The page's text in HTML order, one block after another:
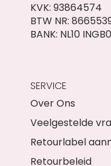
KVK: 93864574
BTW NR:
BANK: NL10
SERVICE
Over Ons
Veelgestelde
Retourlabel
Retourbeleid